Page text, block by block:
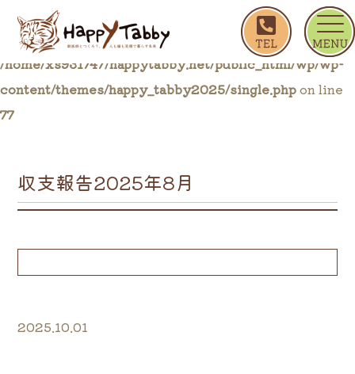
ホーム
Warning: Trying to access array offset on false in
/home/xs931747/happytabby.net/public_html/wp/wp-
content/themes/happy_tabby2025/single.phpon line
77
収支報告2025年8月
2025.10.01